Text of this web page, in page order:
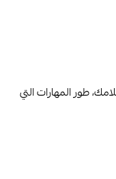
طور المهارات التي